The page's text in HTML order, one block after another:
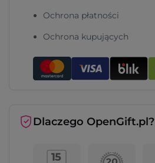
Ochrona płatności
Ochrona kupujących
Dlaczego OpenGift.pl?